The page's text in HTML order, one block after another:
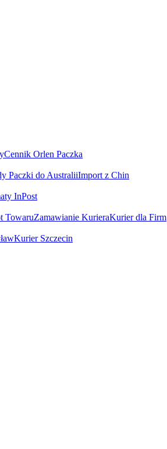
Cennik Orlen Paczka
Paczki do AustraliiImport z Chin
InPost
TowaruZamawianie KurieraKurier dla Firm
Kurier Szczecin